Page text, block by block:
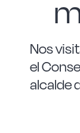
Nos
el
alcalde